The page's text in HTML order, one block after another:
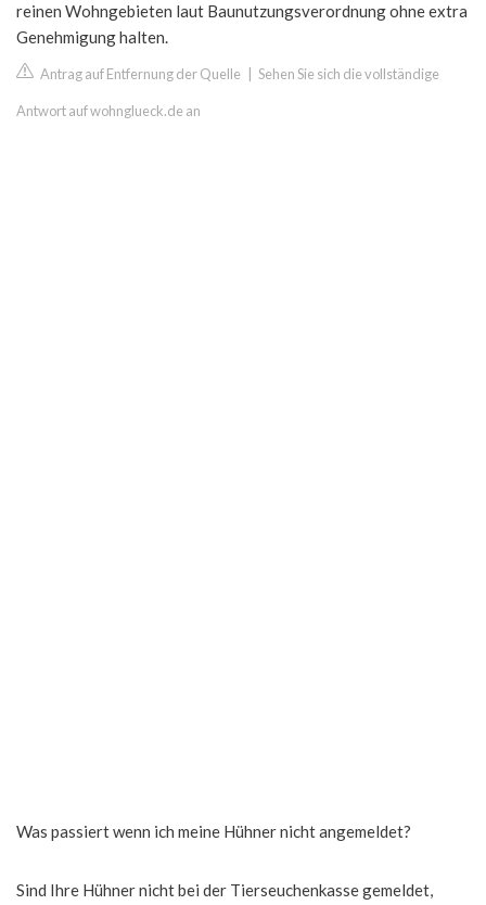
reinen Wohngebieten laut Baunutzungsverordnung ohne extra
Genehmigung halten.
Antrag auf Entfernung der Quelle Sehen Sie sich die vollständige
Antwort auf wohnglueck.de an
Was passiert wenn ich meine Hühner nicht angemeldet?
Sind Ihre Hühner nicht bei der Tierseuchenkasse gemeldet,